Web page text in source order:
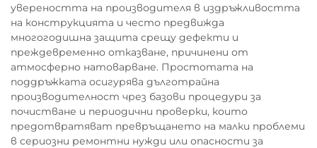
увереността на производителя в издръжливостта
на конструкцията и често предвижда
многогодишна защита срещу дефекти и
преждевременно отказване, причинени от
атмосферно натоварване. Простотата на
поддръжката осигурява дълготрайна
производителност чрез базови процедури за
почистване и периодични проверки, които
предотвратяват превръщането на малки проблеми
в сериозни ремонтни нужди или опасности за